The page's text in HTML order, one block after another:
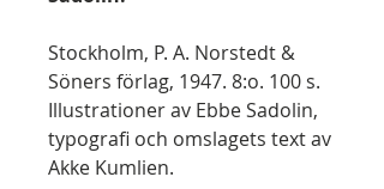
Stockholm, P. A. Norstedt &
Söners förlag, 1947. 8:o. 100 s.
Illustrationer av Ebbe Sadolin,
typografi och omslagets text av
Akke Kumlien.